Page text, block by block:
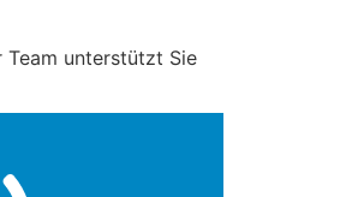
Team unterstützt Sie